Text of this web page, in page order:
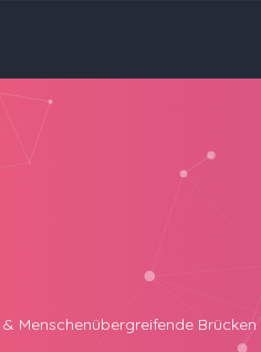
Menschenübergreifende